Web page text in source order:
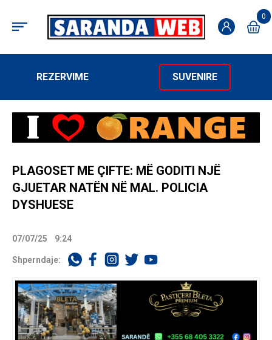
0
REZERVIME SUVENIRE
PLAGOSET ME ÇIFTE: MË GODITI NJË
GJUETAR NATËN NË MAL. POLICIA
DYSHUESE
07/07/25 9:24
Shperndaje: